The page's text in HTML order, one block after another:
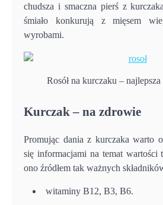
chudsza i smaczna pierś z
śmiało konkurują z mięsem
wyrobami.
Rosół na kurczaku –
Kurczak – na zdrowie
Promując dania z kurczaka warto
się informacjami na temat wartości
ono źródłem tak ważnych
witaminy B12, B3, B6.